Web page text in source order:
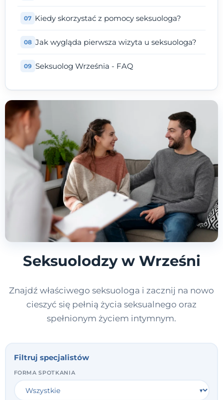
Kiedy skorzystać z pomocy seksuologa?
Jak wygląda pierwsza wizyta u seksuologa?
Seksuolog Września - FAQ
Seksuolodzy w Wrześni
Znajdź właściwego seksuologa i zacznij na nowo
cieszyć się pełnią życia seksualnego oraz
spełnionym życiem intymnym.
Filtruj specjalistów
FORMA SPOTKANIA